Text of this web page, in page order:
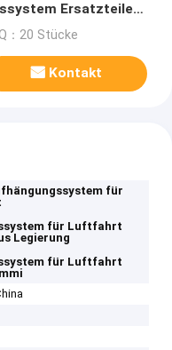
Ersatzteile
：20 Stücke
Kontakt
für
für Luftfahrt
Legierung
für Luftfahrt